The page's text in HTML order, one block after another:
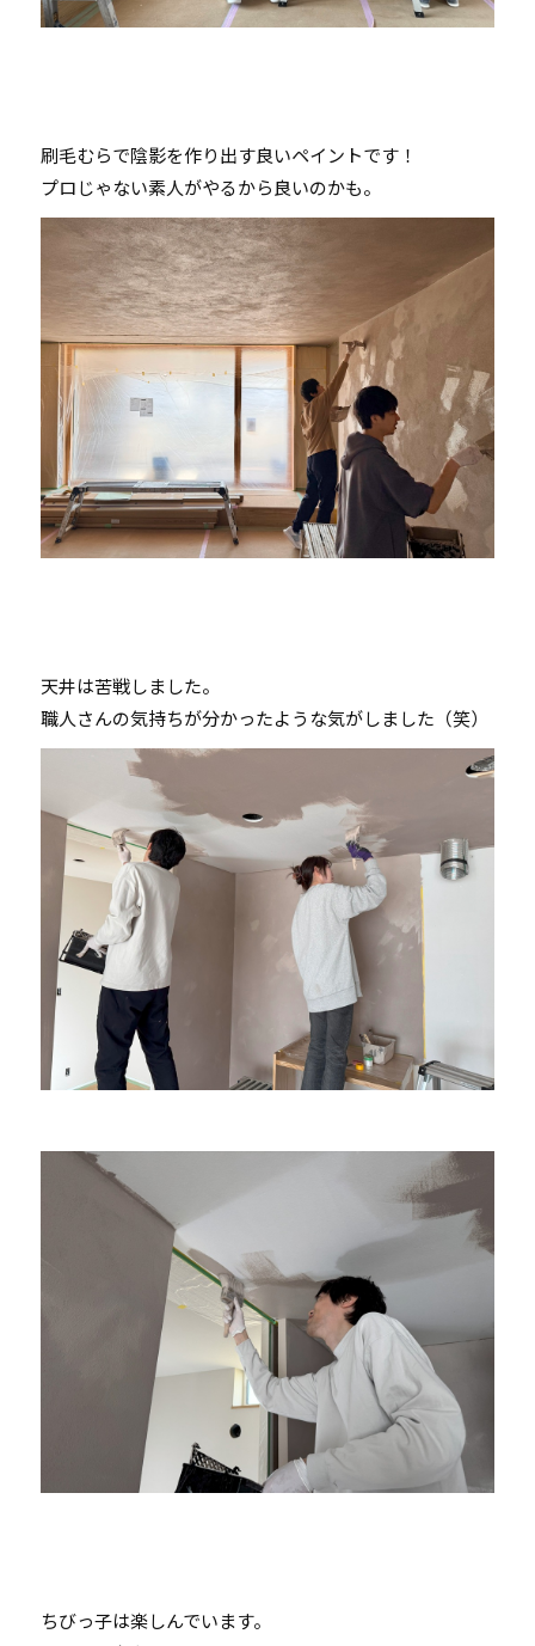
刷毛むらで陰影を作り出す良いペイントです！
プロじゃない素人がやるから良いのかも。
天井は苦戦しました。
職人さんの気持ちが分かったような気がしました（笑）
ちびっ子は楽しんでいます。